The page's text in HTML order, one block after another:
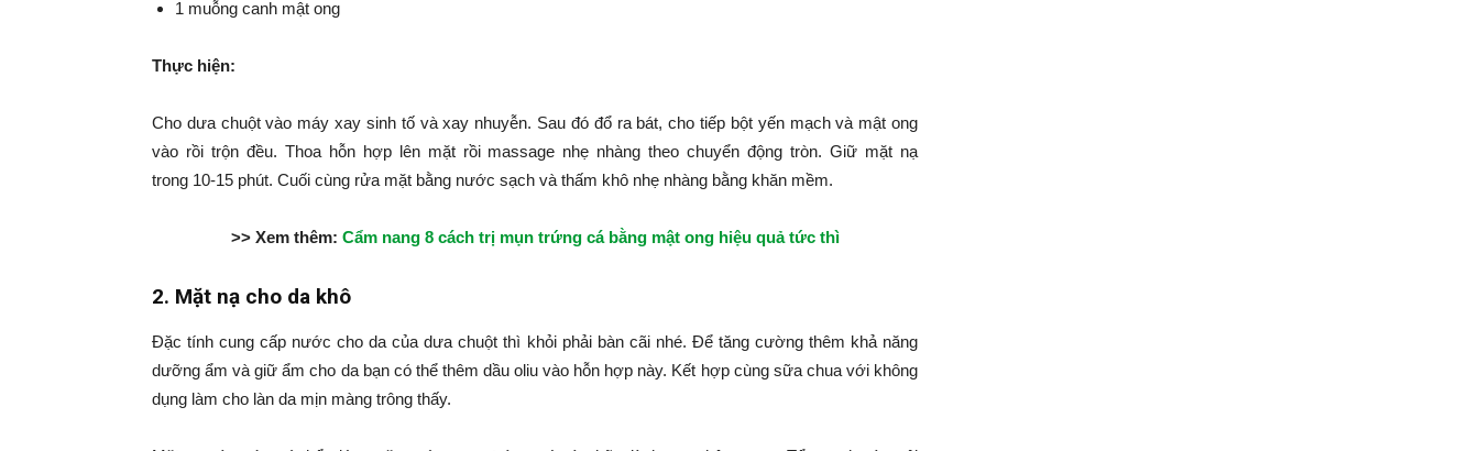
1 muỗng canh mật ong
Thực hiện:
Cho dưa chuột vào máy xay sinh tố và xay nhuyễn. Sau đó đổ ra bát, cho tiếp bột yến mạch và mật ong
vào rồi trộn đều. Thoa hỗn hợp lên mặt rồi massage nhẹ nhàng theo chuyển động tròn. Giữ mặt nạ
trong 10-15 phút. Cuối cùng rửa mặt bằng nước sạch và thấm khô nhẹ nhàng bằng khăn mềm.
>> Xem thêm: Cẩm nang 8 cách trị mụn trứng cá bằng mật ong hiệu quả tức thì
2. Mặt nạ cho da khô
Đặc tính cung cấp nước cho da của dưa chuột thì khỏi phải bàn cãi nhé. Để tăng cường thêm khả năng
dưỡng ẩm và giữ ẩm cho da bạn có thể thêm dầu oliu vào hỗn hợp này. Kết hợp cùng sữa chua với không
dụng làm cho làn da mịn màng trông thấy.